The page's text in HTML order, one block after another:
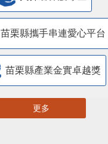
苗栗縣攜手串連愛心平台
苗栗縣產業金實卓越獎
更多